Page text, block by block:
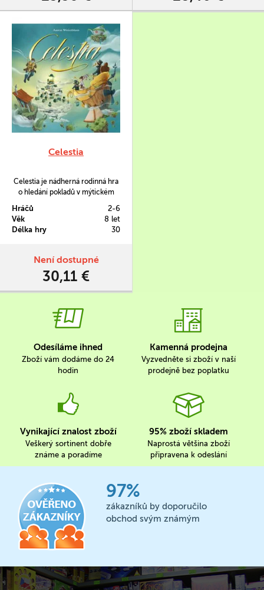
Celestia
Celestia je nádherná rodinná hra
o hledání pokladů v mýtickém
opuštění vzducholodi a najděte ty
Hráčů
2-6
Věk
8 let
Délka hry
30
Není dostupné
30,11 €
Odesíláme ihned
Zboží vám dodáme do 24
hodin
Kamenná prodejna
Vyzvedněte si zboží v naší
prodejně bez poplatku
Vynikající znalost zboží
Veškerý sortinent dobře
známe a poradíme
95% zboží skladem
Naprostá většina zboží
připravena k odeslání
97%
zákazníků by doporučilo
obchod svým známým